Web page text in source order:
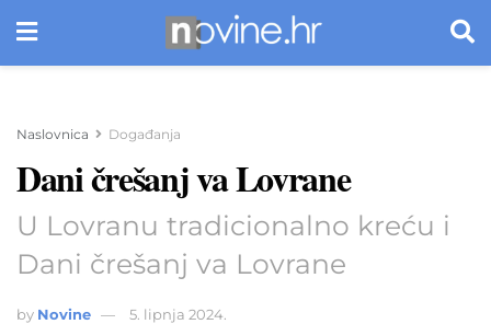
Naslovnica Događanja
Dani črešanj va Lovrane
U Lovranu tradicionalno kreću i
Dani črešanj va Lovrane
by Novine 5. lipnja 2024.